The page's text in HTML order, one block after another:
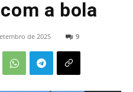
a bola
de 2025 9